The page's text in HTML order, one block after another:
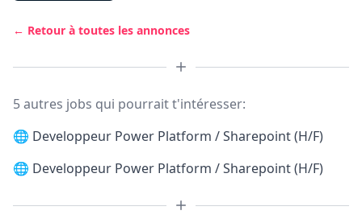
← Retour à toutes les annonces
5 autres jobs qui pourrait t'intéresser:
🌐 Developpeur Power Platform / Sharepoint (H/F)
🌐 Developpeur Power Platform / Sharepoint (H/F)